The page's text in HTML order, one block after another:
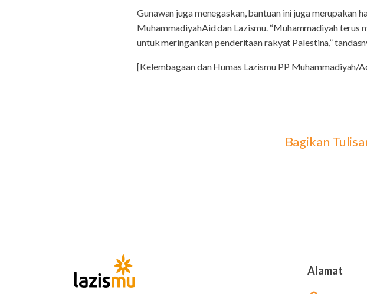
Gunawan juga menegaskan, bantuan ini juga merupakan
MuhammadiyahAid dan Lazismu. “Muhammadiyah
untuk meringankan penderitaan rakyat Palestina,”
[Kelembagaan dan Humas Lazismu PP Muhammadiyah/
Bagikan
Alamat